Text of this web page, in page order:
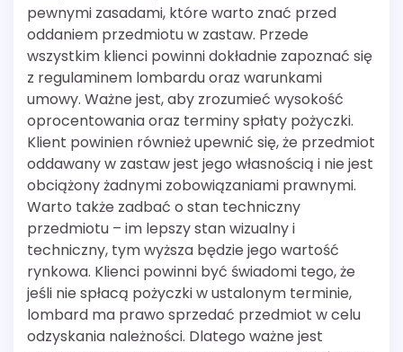
pewnymi zasadami, które warto znać przed
oddaniem przedmiotu w zastaw. Przede
wszystkim klienci powinni dokładnie zapoznać się
z regulaminem lombardu oraz warunkami
umowy. Ważne jest, aby zrozumieć wysokość
oprocentowania oraz terminy spłaty pożyczki.
Klient powinien również upewnić się, że przedmiot
oddawany w zastaw jest jego własnością i nie jest
obciążony żadnymi zobowiązaniami prawnymi.
Warto także zadbać o stan techniczny
przedmiotu – im lepszy stan wizualny i
techniczny, tym wyższa będzie jego wartość
rynkowa. Klienci powinni być świadomi tego, że
jeśli nie spłacą pożyczki w ustalonym terminie,
lombard ma prawo sprzedać przedmiot w celu
odzyskania należności. Dlatego ważne jest